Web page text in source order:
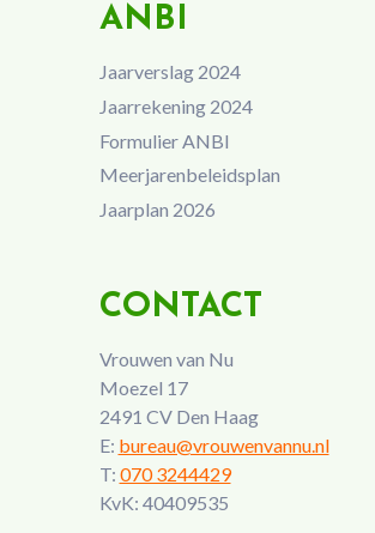
ANBI
Jaarverslag 2024
Jaarrekening 2024
Formulier ANBI
Meerjarenbeleidsplan
Jaarplan 2026
CONTACT
Vrouwen van Nu
Moezel 17
2491 CV Den Haag
E: bureau@vrouwenvannu.nl
T: 070 3244429
KvK: 40409535